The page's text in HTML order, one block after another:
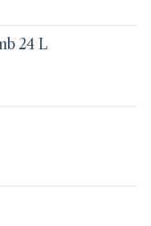
24 L